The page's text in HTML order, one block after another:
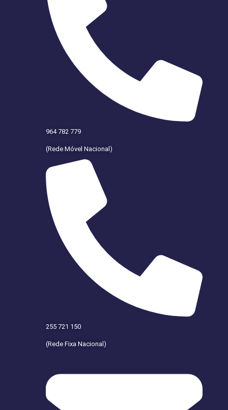
964 782 779
(Rede Móvel Nacional)
255 721 150
(Rede Fixa Nacional)